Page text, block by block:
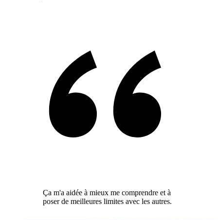
Ça m'a aidée à mieux me comprendre et à
poser de meilleures limites avec les autres.